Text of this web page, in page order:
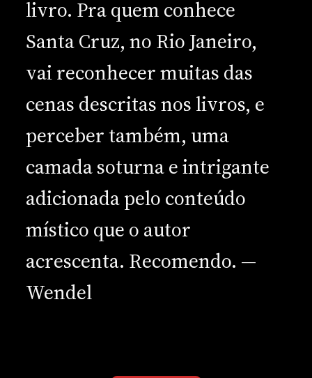
livro. Pra quem conhece
Santa Cruz, no Rio Janeiro,
vai reconhecer muitas das
cenas descritas nos livros, e
perceber também, uma
camada soturna e intrigante
adicionada pelo conteúdo
místico que o autor
acrescenta. Recomendo. —
Wendel